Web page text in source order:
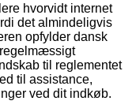
hvorvidt internet
det almindeligvis
opfylder dansk
til reglementet
til assistance,
ved dit indkøb.